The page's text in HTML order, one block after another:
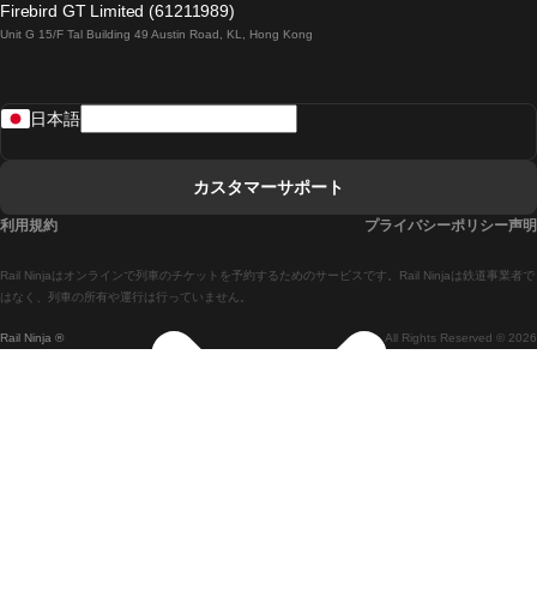
ローマからナポリまでの列車
マドリードからセビリアまでの列車
マドリードからアリカンテまでの列車
Firebird GT Limited (61211989)
Unit G 15/F Tal Building 49 Austin Road, KL, Hong Kong
Rail Ninja ® All Rights Reserved © 2026
Rail Ninjaはオンラインで列車のチケットを予約するためのサービスです。Rail Ninjaは鉄道事業者で
はなく、列車の所有や運行は行っていません。
日本語
カスタマーサポート
利用規約 プライバシーポリシー声明